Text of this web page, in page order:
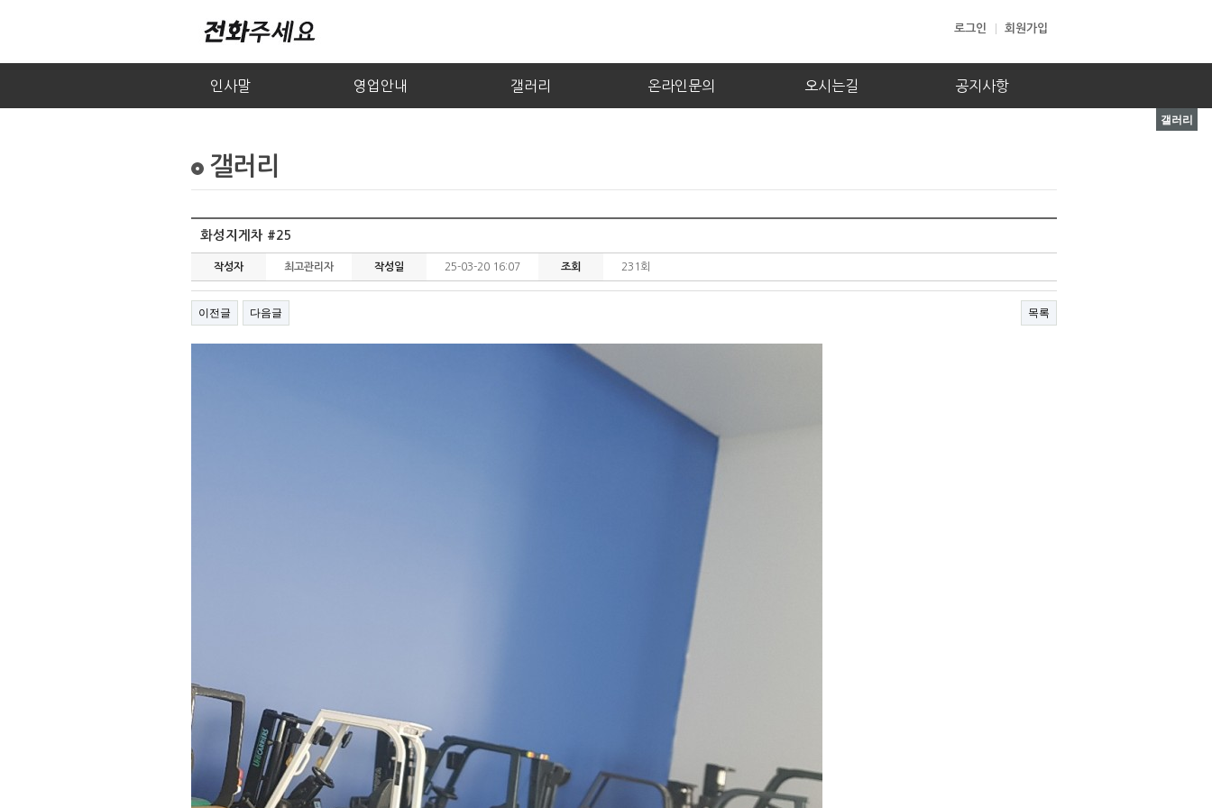
로그인 회원가입
인사말 영업안내 갤러리 온라인문의 오시는길 공지사항
갤러리
갤러리
화성지게차 #25
작성자 최고관리자 작성일 25-03-20 16:07 조회 231회
이전글 다음글 목록